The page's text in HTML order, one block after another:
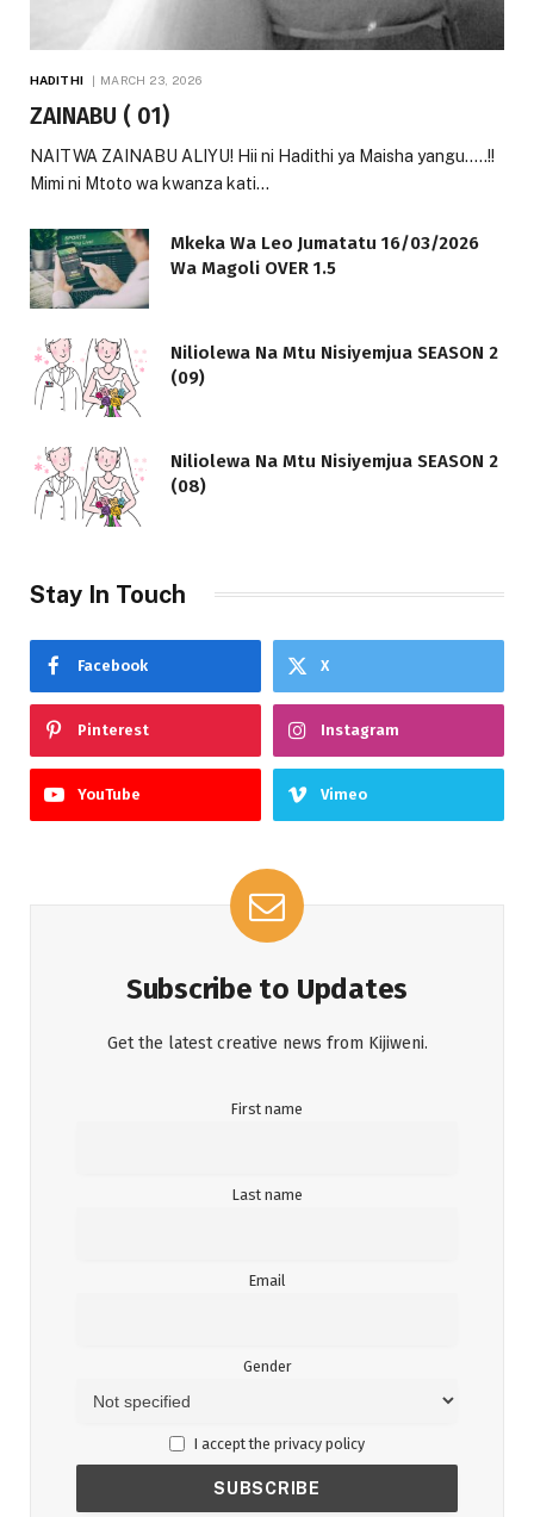
HADITHI MARCH 23, 2026
ZAINABU ( 01)
NAITWA ZAINABU ALIYU! Hii ni Hadithi ya Maisha yangu…..!!
Mimi ni Mtoto wa kwanza kati…
Mkeka Wa Leo Jumatatu 16/03/2026
Wa Magoli OVER 1.5
Niliolewa Na Mtu Nisiyemjua SEASON 2
(09)
Niliolewa Na Mtu Nisiyemjua SEASON 2
(08)
Stay In Touch
Facebook X
Pinterest Instagram
YouTube Vimeo
Subscribe to Updates
Get the latest creative news from Kijiweni.
First name
Last name
Email
Gender
I accept the privacy policy